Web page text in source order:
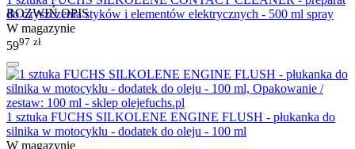
ROZWIŃ OPIS
do czyszczenia styków i elementów elektrycznych - 500 ml spray
W magazynie
5997 zł
1 sztuka FUCHS SILKOLENE ENGINE FLUSH - płukanka do
silnika w motocyklu - dodatek do oleju - 100 ml
W magazynie